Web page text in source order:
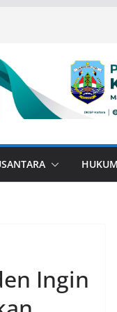
Ingin